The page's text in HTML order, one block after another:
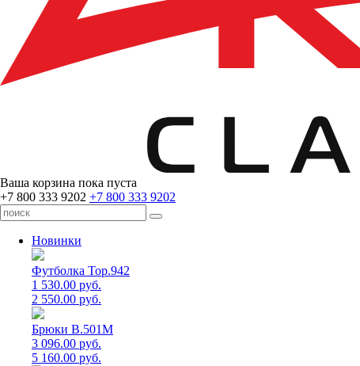
Ваша корзина пока пуста
+7 800 333 9202 +7 800 333 9202
Новинки
Футболка Top.942
1 530.00 руб.
2 550.00 руб.
Брюки B.501M
3 096.00 руб.
5 160.00 руб.